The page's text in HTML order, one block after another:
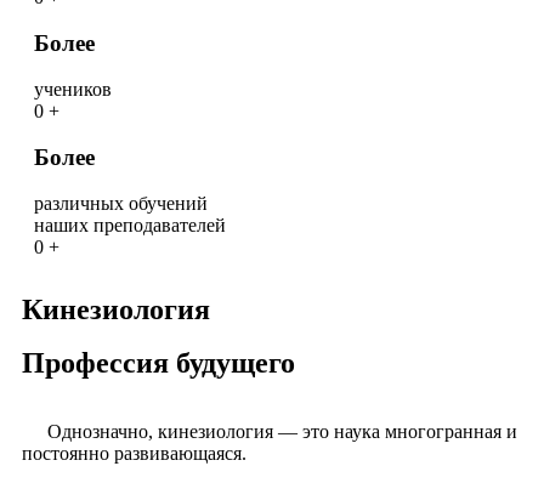
Более
учеников
0 +
Более
различных обучений
наших преподавателей
0 +
Кинезиология
Профессия будущего
Однозначно, кинезиология — это наука многогранная и
постоянно развивающаяся.